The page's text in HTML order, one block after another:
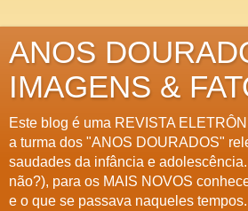
ANOS
IMAGENS &
Este blog é uma REVISTA
a turma dos "ANOS DOURADOS"
saudades da infância e
não?), para os MAIS NOVOS
e o que se passava naqueles